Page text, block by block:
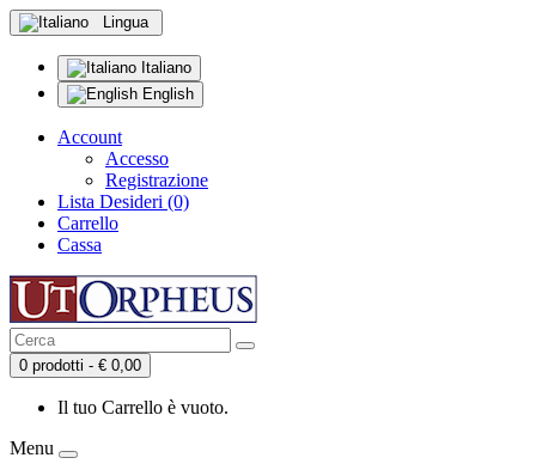
Lingua
Italiano
English
Account
Accesso
Registrazione
Lista Desideri (0)
Carrello
Cassa
0 prodotti - € 0,00
Il tuo Carrello è vuoto.
Menu